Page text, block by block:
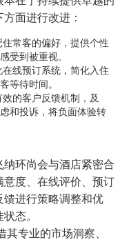
面进行改进：
常客的偏好，提供个性
受到被重视。
在线预订系统，简化入住
等待时间。
的客户反馈机制，及
和投诉，将负面体验转
环尚会与酒店紧密合
度、在线评价、预订
进行策略调整和优
态。
专业的市场洞察、